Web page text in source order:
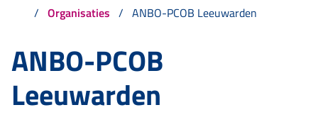
Organisaties ANBO-PCOB Leeuwarden
ANBO-PCOB
Leeuwarden